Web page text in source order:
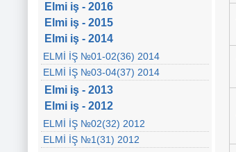
Elmi iş - 2016
Elmi iş - 2015
Elmi iş - 2014
ELMİ İŞ №01-02(36) 2014
ELMİ İŞ №03-04(37) 2014
Elmi iş - 2013
Elmi iş - 2012
ELMİ İŞ №02(32) 2012
ELMİ İŞ №1(31) 2012